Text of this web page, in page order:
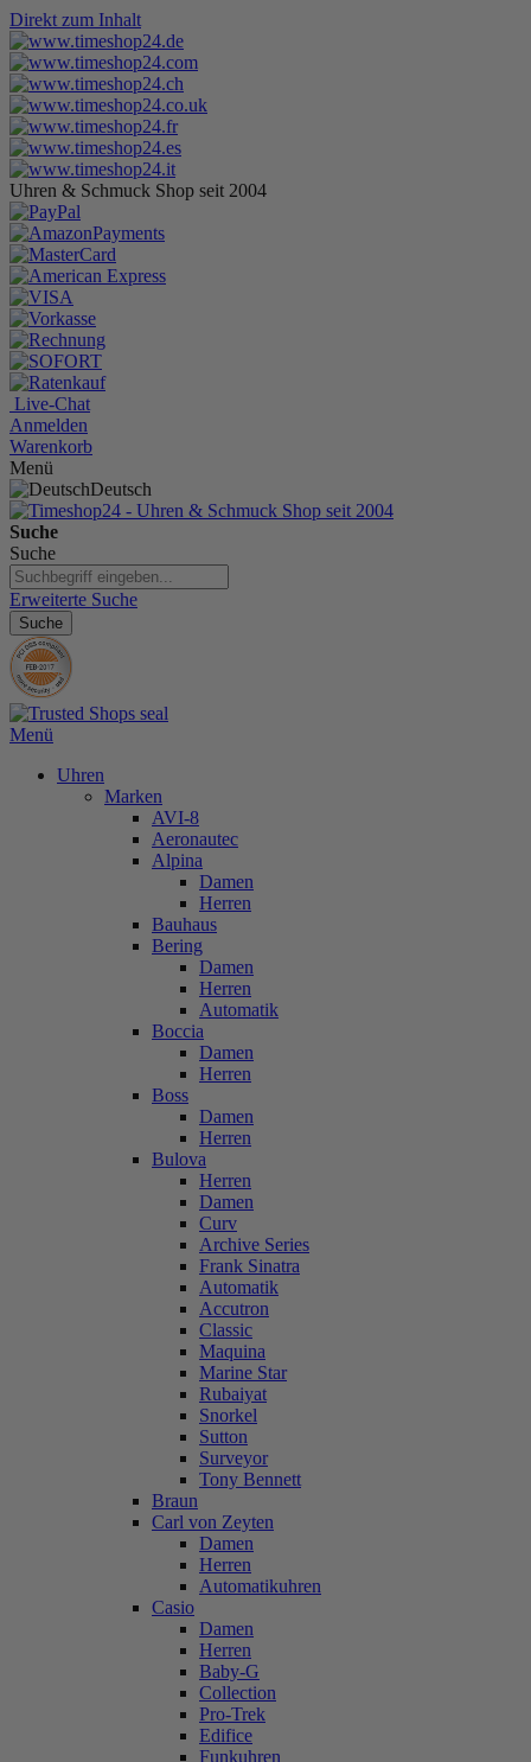
Direkt zum Inhalt
Uhren & Schmuck Shop seit 2004
Live-Chat
Anmelden
Warenkorb
Menü
Deutsch
Suche
Suche
Erweiterte Suche
Suche
Menü
Uhren
Marken
AVI-8
Aeronautec
Alpina
Damen
Herren
Bauhaus
Bering
Damen
Herren
Automatik
Boccia
Damen
Herren
Boss
Damen
Herren
Bulova
Herren
Damen
Curv
Archive Series
Frank Sinatra
Automatik
Accutron
Classic
Maquina
Marine Star
Rubaiyat
Snorkel
Sutton
Surveyor
Tony Bennett
Braun
Carl von Zeyten
Damen
Herren
Automatikuhren
Casio
Damen
Herren
Baby-G
Collection
Pro-Trek
Edifice
Funkuhren